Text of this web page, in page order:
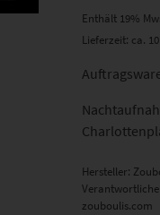
Enthält 19%
Lieferzeit: ca.
Hersteller:
Verantwortliche
zouboulis.com